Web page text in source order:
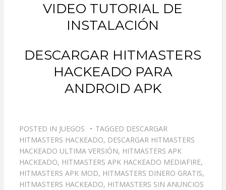
VIDEO TUTORIAL DE
INSTALACIÓN
DESCARGAR HITMASTERS
HACKEADO PARA
ANDROID APK
POSTED IN JUEGOS TAGGED DESCARGAR
HITMASTERS HACKEADO, DESCARGAR HITMASTERS
HACKEADO ULTIMA VERSIÓN, HITMASTERS APK
HACKEADO, HITMASTERS APK HACKEADO MEDIAFIRE,
HITMASTERS APK MOD, HITMASTERS DINERO GRATIS,
HITMASTERS HACKEADO, HITMASTERS SIN ANUNCIOS